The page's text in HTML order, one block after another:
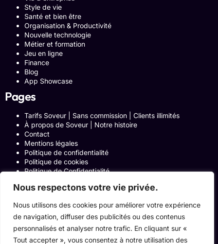
Nous respectons votre vie privée.
Nous utilisons des cookies pour améliorer votre expérience
de navigation, diffuser des publicités ou des contenus
personnalisés et analyser notre trafic. En cliquant sur «
Tout accepter », vous consentez à notre utilisation des
Style de vie
Santé et bien être
Organisation & Productivité
Nouvelle technologie
Métier et formation
Jeu en ligne
Finance
Blog
App Showcase
Pages
Tarifs Soveur | Sans commission | Clients illimités
À propos de Soveur | Notre histoire
Contact
Mentions légales
Politique de confidentialité
Politique de cookies
Politique de Confidentialité
Blog
Programme Affiliation
Conditions générales d’utilisation
ACCUEIL